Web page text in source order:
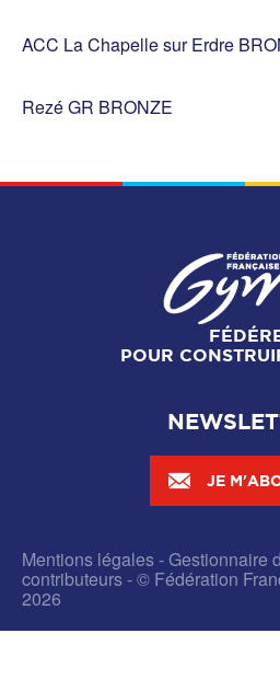
ACC La Chapelle sur Erdre
Rezé GR BRONZE
POUR
JE
Mentions légales-Gestionnaire
contributeurs- © Fédération
2026